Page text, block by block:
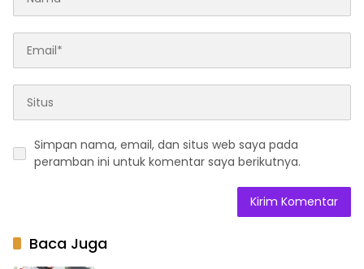
Simpan nama, email, dan situs web saya pada
peramban ini untuk komentar saya berikutnya.
Baca Juga